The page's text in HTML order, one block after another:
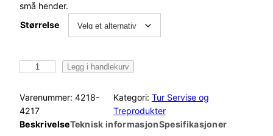
små hender.
Størrelse
p
l
Legg i handlekurv
Varenummer: 4218-
4217
Kategori: Tur Servise og
Treprodukter
BeskrivelseTeknisk informasjonSpesifikasjoner